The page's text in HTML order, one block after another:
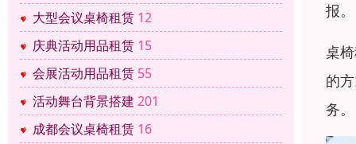
大型会议桌椅租赁 12
庆典活动用品租赁 15
会展活动用品租赁 55
活动舞台背景搭建 201
成都会议桌椅租赁 16
报。
桌
的
务。